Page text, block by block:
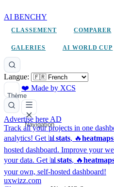
AI BENCHY
CLASSEMENT COMPARER
GALERIES AI WORLD CUP
Langue:
Thème
❤️ Made by XCS
Navigation
Advertise here AD
Track all your projects in one
analytics! Get 📊 stats, 🔥heatmaps
hosted dashboard. Improve your
your data. Get 📊 stats, 🔥
your own, self-hosted dashboard!
uxwizz.com